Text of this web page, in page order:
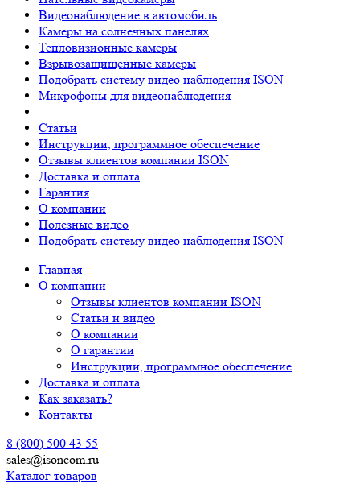
Видеонаблюдение в автомобиль
Камеры на солнечных панелях
Тепловизионные камеры
Взрывозащищенные камеры
Подобрать систему видео наблюдения ISON
Микрофоны для видеонаблюдения
Статьи
Инструкции, программное обеспечение
Отзывы клиентов компании ISON
Доставка и оплата
Гарантия
О компании
Полезные видео
Подобрать систему видео наблюдения ISON
Главная
О компании
Отзывы клиентов компании ISON
Статьи и видео
О компании
О гарантии
Инструкции, программное обеспечение
Доставка и оплата
Как заказать?
Контакты
8 (800) 500 43 55
sales@isoncom.ru
Каталог товаров